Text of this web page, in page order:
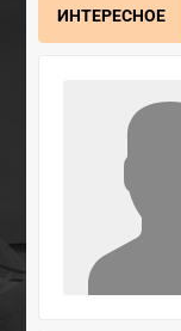
ИНТЕРЕСНОЕ